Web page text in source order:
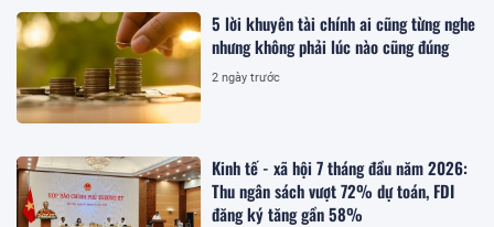
5 lời khuyên tài chính ai cũng từng nghe
nhưng không phải lúc nào cũng đúng
2 ngày trước
Kinh tế - xã hội 7 tháng đầu năm 2026:
Thu ngân sách vượt 72% dự toán, FDI
đăng ký tăng gần 58%